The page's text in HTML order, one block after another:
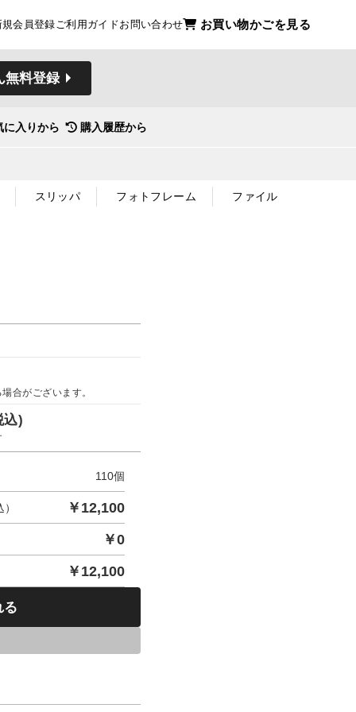
規会員登録ご利用ガイドお問い合わせ お買い物かごを見る
無料登録
に入りから 購入履歴から
スリッパ フォトフレーム ファイル
合がございます。
込)
110個
￥ 12,100
￥0
￥ 12,100
る